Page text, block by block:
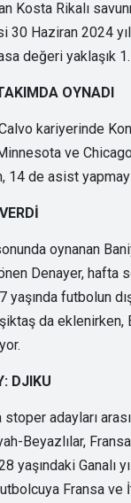
Kosta Rikalı
30 Haziran 2024
değeri yaklaşık
OYNADI
kariyerinde
ve
14 de asist
oynanan
Denayer, hafta
yaşında futbolun
da
DJIKU
stoper adayları
Beyazlılar,
yaşındaki Ganalı
Fransa ve